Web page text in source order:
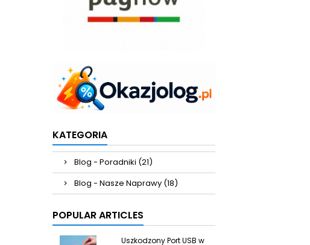
KATEGORIA
Blog - Poradniki (21)
Blog - Nasze Naprawy (18)
POPULAR ARTICLES
Uszkodzony Port USB w